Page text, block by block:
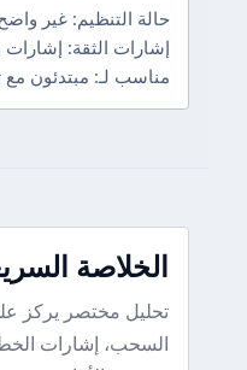
حالة التنظيم: غير
إشارات الثقة: إشارات
مناسب لـ: مبتدئون
الخلاصة
تحليل مختصر يركز
السحب، إشارات